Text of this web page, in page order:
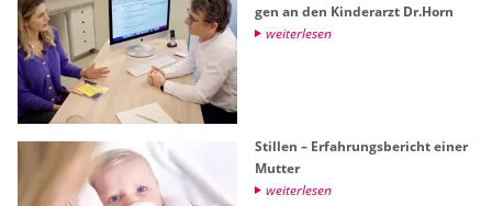
gen an den Kin­der­arzt Dr.​Horn
wei­ter­le­sen
Stil­len – Er­fah­rungs­be­richt einer
Mut­ter
wei­ter­le­sen